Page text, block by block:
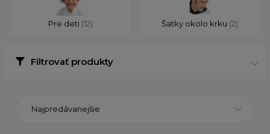
Pre deti (12) Šatky okolo krku (2)
Filtrovať produkty
Najpredávanejšie